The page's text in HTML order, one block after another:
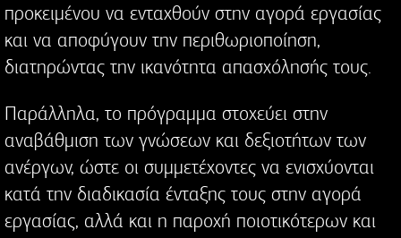
προκειμένου να ενταχθούν στην αγορά εργασίας
και να αποφύγουν την περιθωριοποίηση,
διατηρώντας την ικανότητα απασχόλησής τους.
Παράλληλα, το πρόγραμμα στοχεύει στην
αναβάθμιση των γνώσεων και δεξιοτήτων των
ανέργων, ώστε οι συμμετέχοντες να ενισχύονται
κατά την διαδικασία ένταξης τους στην αγορά
εργασίας, αλλά και η παροχή ποιοτικότερων και